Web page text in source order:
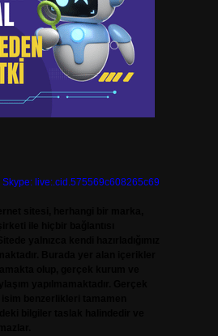
Skype: live:.cid.575569c608265c69